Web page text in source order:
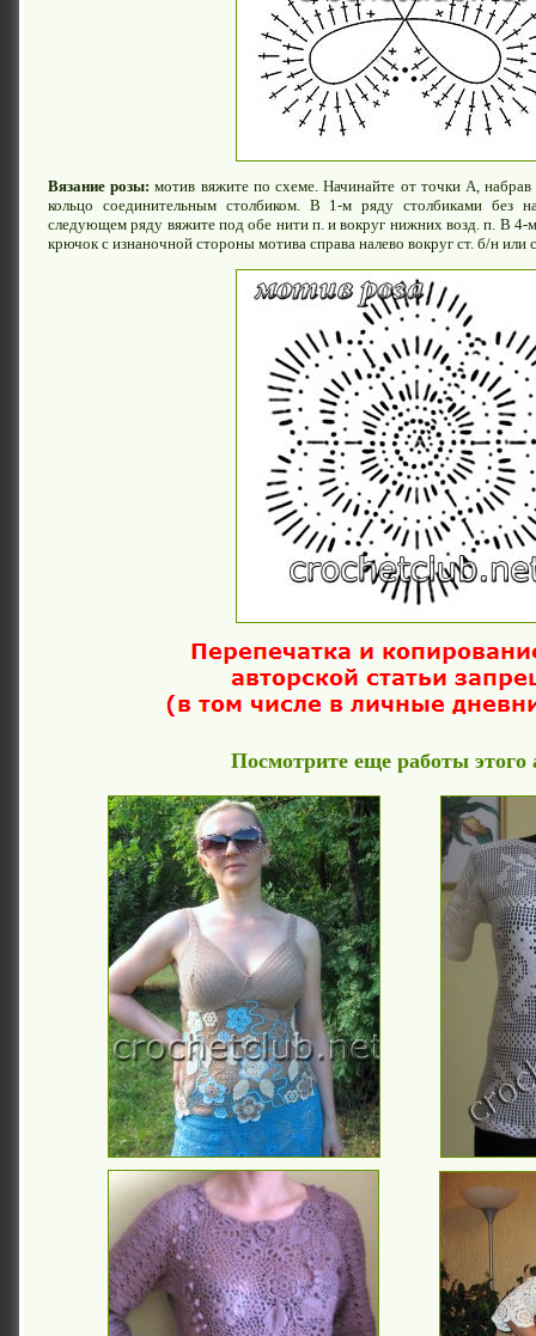
Вязание розы: мотив вяжите по схеме. Начинайте от точки А,
кольцо соединительным столбиком. В 1-м ряду столбиками без
следующем ряду вяжите под обе нити п. и вокруг нижних возд. п. В 4-
крючок с изнаночной стороны мотива справа налево вокруг ст. б/н или
Посмотрите еще работы этого